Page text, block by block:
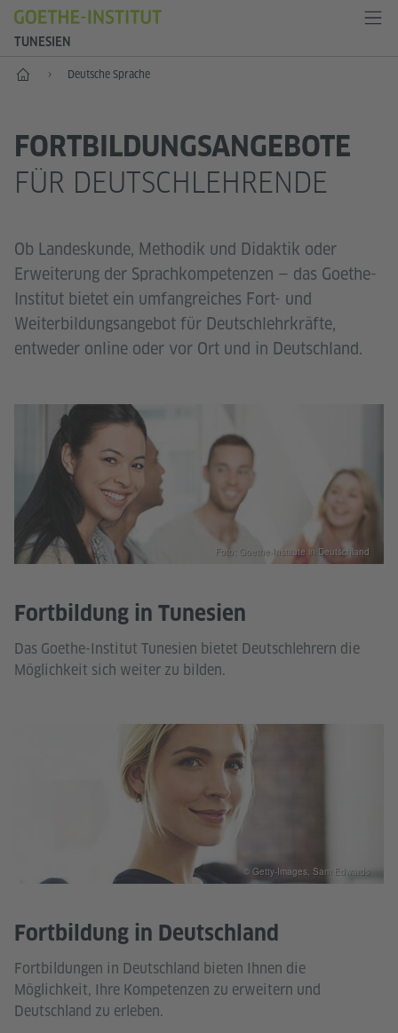
TUNESIEN
Start Deutsche Sprache
FORTBILDUNGSANGEBOTE
FÜR DEUTSCHLEHRENDE
Ob Landeskunde, Methodik und Didaktik oder
Erweiterung der Sprachkompetenzen — das Goethe-
Institut bietet ein umfangreiches Fort- und
Weiterbildungsangebot für Deutschlehrkräfte,
entweder online oder vor Ort und in Deutschland.
Fortbildung in Tunesien
Das Goethe-Institut Tunesien bietet Deutschlehrern die
Möglichkeit sich weiter zu bilden.
Foto: Goethe-Institute in Deutschland
Fortbildung in Deutschland
Fortbildungen in Deutschland bieten Ihnen die
Möglichkeit, Ihre Kompetenzen zu erweitern und
Deutschland zu erleben.
© Getty-Images, Sam Edwards